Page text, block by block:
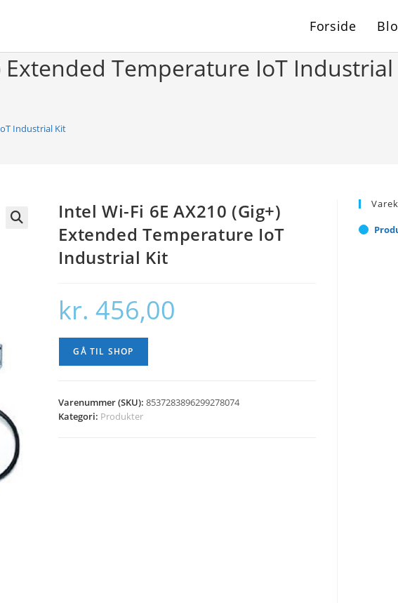
Forside
Extended Temperature IoT
Industrial Kit
Intel Wi-Fi 6E AX210 (Gig+)
Extended Temperature IoT
Industrial Kit
kr. 456,00
GÅ TIL SHOP
Varenummer (SKU):8537283896299278074
Kategori: Produkter